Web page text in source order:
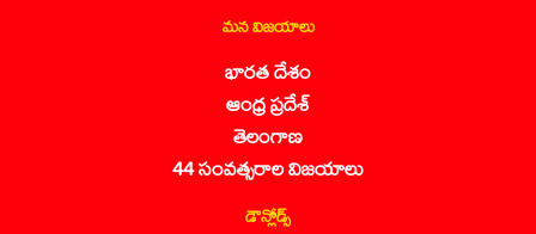
మన విజయాలు
భారత దేశం
ఆంధ్ర ప్రదేశ్
తెలంగాణ
44 సంవత్సరాల విజయాలు
డౌన్లోడ్స్